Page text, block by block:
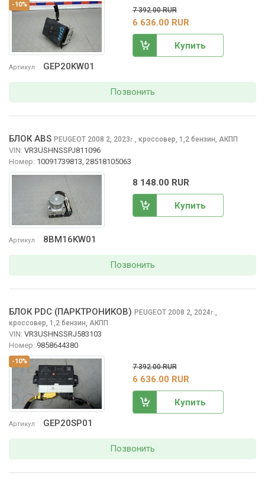
-10%
Артикул GEP20KW01
7 392.00 RUR
6 636.00 RUR
Купить
Позвонить
Артикул 8BM16KW01
БЛОК ABS PEUGEOT 2008 2, 2023г., кроссовер, 1,2 бензин, АКПП
VIN: VR3USHNSSPJ811096
Номер: 10091739813, 28518105063
8 148.00 RUR
Купить
Позвонить
-10%
Артикул GEP20SP01
БЛОК PDC (ПАРКТРОНИКОВ) PEUGEOT 2008 2, 2024г.,
кроссовер, 1,2 бензин, АКПП
VIN: VR3USHNSSRJ583103
Номер: 9858644380
7 392.00 RUR
6 636.00 RUR
Купить
Позвонить